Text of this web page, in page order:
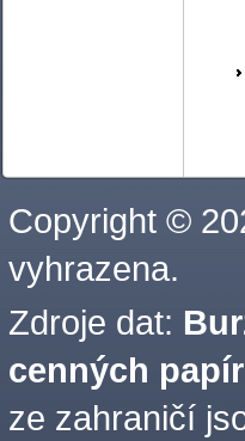
Copyright ©
vyhrazena.
Zdroje dat:
cenných
ze zahraničí